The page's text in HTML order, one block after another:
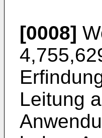
[0008]
Leitung